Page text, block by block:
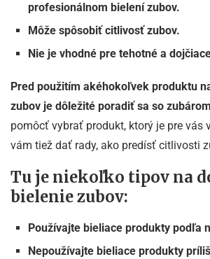
profesionálnom bielení zubov.
Môže spôsobiť citlivosť zubov.
Nie je vhodné pre tehotné a
Pred použitím akéhokoľvek produktu
zubov je dôležité poradiť sa so
pomôcť vybrať produkt, ktorý je pre vás
vám tiež dať rady, ako predísť citlivosti
Tu je niekoľko tipov na
bielenie zubov:
Používajte bieliace produkty podľa
Nepoužívajte bieliace produkty